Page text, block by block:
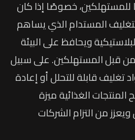
للمستهلكين، خصوصًا إذا كان
المستدام الذي يساهم
ويحافظ على البيئة
قبل المستهلكين. على سبيل
تغليف قابلة للتحلل أو إعادة
المنتجات الغذائية ميزة
من التزام الشركات